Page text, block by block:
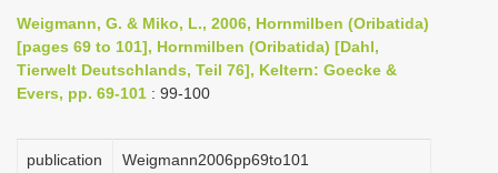
n
a
v
g
Weigmann, G. & Miko, L., 2006, Hornmilben (Oribatida)
[pages 69 to 101], Hornmilben (Oribatida) [Dahl,
Tierwelt Deutschlands, Teil 76], Keltern: Goecke &
Evers, pp. 69-101 : 99-100
publication
Weigmann2006pp69to101